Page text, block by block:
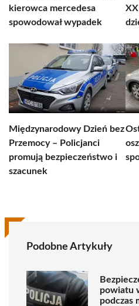
kierowca mercedesa
spowodował wypadek
Międzynarodowy Dzień bez
Przemocy – Policjanci
promują bezpieczeństwo i
szacunek
Podobne Artykuły
powiatu
podczas